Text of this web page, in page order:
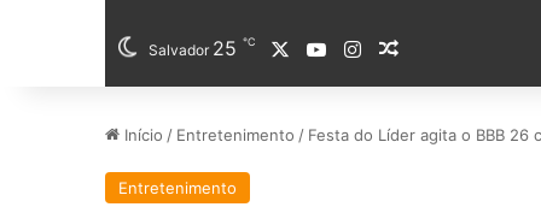
Salvador 25 ℃ YouTubeInstagram
Início / Entretenimento / Festa do Líder agita o BBB
Entretenimento